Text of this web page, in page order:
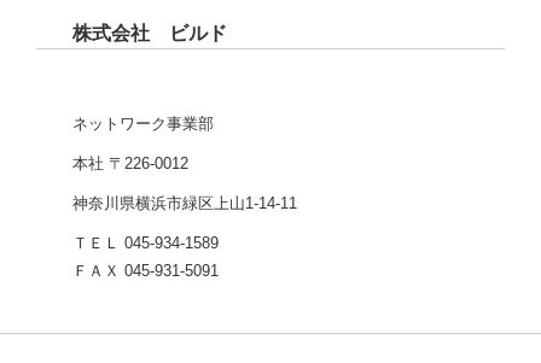
株式会社 ビルド
ネットワーク事業部
本社 〒226-0012
神奈川県横浜市緑区上山1-14-11
ＴＥＬ 045-934-1589
ＦＡＸ 045-931-5091